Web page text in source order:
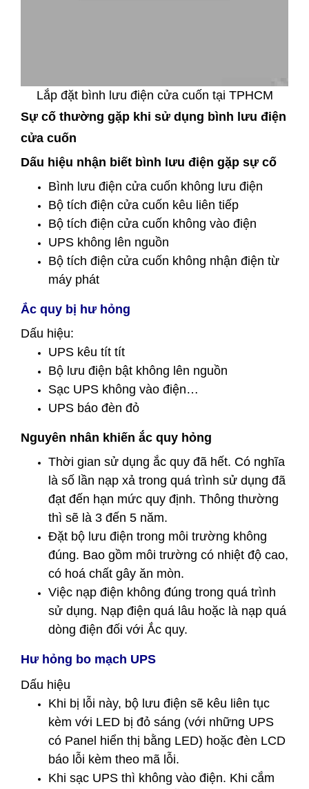
Lắp đặt bình lưu điện cửa cuốn tại TPHCM
Sự cố thường gặp khi sử dụng bình lưu điện
cửa cuốn
Dấu hiệu nhận biết bình lưu điện gặp sự cố
Bình lưu điện cửa cuốn không lưu điện
Bộ tích điện cửa cuốn kêu liên tiếp
Bộ tích điện cửa cuốn không vào điện
UPS không lên nguồn
Bộ tích điện cửa cuốn không nhận điện từ
máy phát
Ắc quy bị hư hỏng
Dấu hiệu:
UPS kêu tít tít
Bộ lưu điện bật không lên nguồn
Sạc UPS không vào điện…
UPS báo đèn đỏ
Nguyên nhân khiến ắc quy hỏng
Thời gian sử dụng ắc quy đã hết. Có nghĩa
là số lần nạp xả trong quá trình sử dụng đã
đạt đến hạn mức quy định. Thông thường
thì sẽ là 3 đến 5 năm.
Đặt bộ lưu điện trong môi trường không
đúng. Bao gồm môi trường có nhiệt độ cao,
có hoá chất gây ăn mòn.
Việc nạp điện không đúng trong quá trình
sử dụng. Nạp điện quá lâu hoặc là nạp quá
dòng điện đối với Ắc quy.
Hư hỏng bo mạch UPS
Dấu hiệu
Khi bị lỗi này, bộ lưu điện sẽ kêu liên tục
kèm với LED bị đỏ sáng (với những UPS
có Panel hiển thị bằng LED) hoặc đèn LCD
báo lỗi kèm theo mã lỗi.
Khi sạc UPS thì không vào điện. Khi cắm